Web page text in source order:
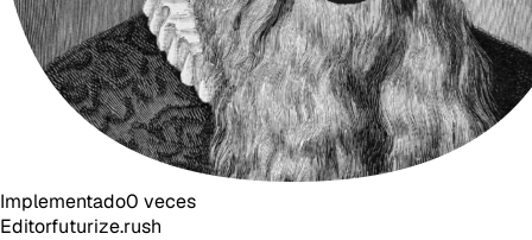
Implementado0 veces
Editorfuturize.rush